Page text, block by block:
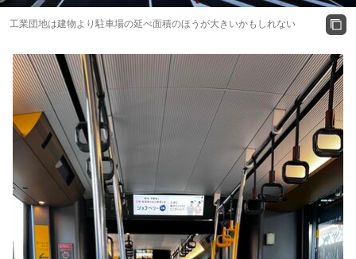
工業団地は建物より駐車場の延べ面積のほうが大きいかもしれない